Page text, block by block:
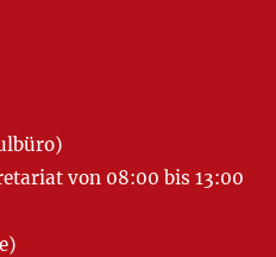
von 08:00 bis 13:00